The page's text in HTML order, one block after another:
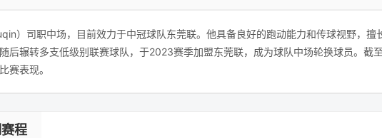
）司职中场，目前效力于中冠球队东莞联。他具备良好的跑动能力和传球视野，
后辗转多支低级别联赛球队，于2023赛季加盟东莞联，成为球队中场轮换球员。截
赛表现。
程